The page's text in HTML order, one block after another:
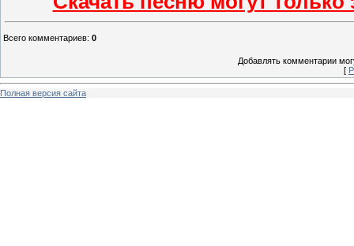
Всего комментариев: 0
Добавлять комментарии
[
Полная версия сайта